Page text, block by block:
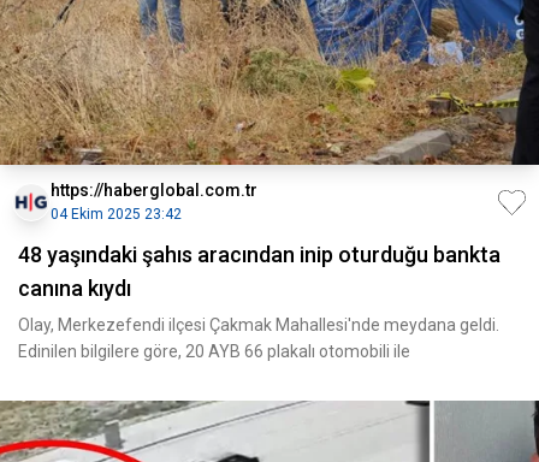
https://haberglobal.com.tr
04 Ekim 2025 23:42
48 yaşındaki şahıs aracından inip oturduğu bankta
canına kıydı
Olay, Merkezefendi ilçesi Çakmak Mahallesi'nde meydana geldi.
Edinilen bilgilere göre, 20 AYB 66 plakalı otomobili ile